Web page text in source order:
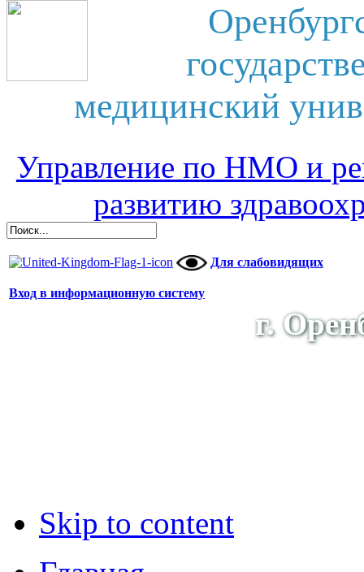
медицинский
Управление по НМО и
развитию
Для слабовидящих
Вход в информационную систему
г.
Skip to content